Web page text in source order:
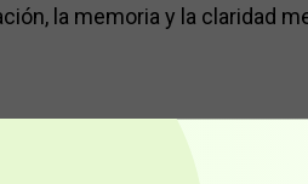
la memoria y la claridad